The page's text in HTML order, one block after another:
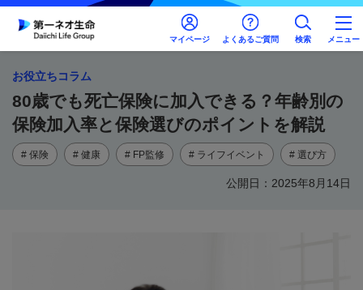
マイページ よくあるご質問 検索 メニュー
お役立ちコラム
80歳でも死亡保険に加入できる？年齢別の
保険加入率と保険選びのポイントを解説
# 保険 # 健康 # FP監修 # ライフイベント # 選び方
公開日：2025年8月14日